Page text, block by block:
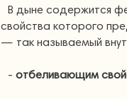
В дыне содержится
свойства которого
— так называемый
- отбеливающим